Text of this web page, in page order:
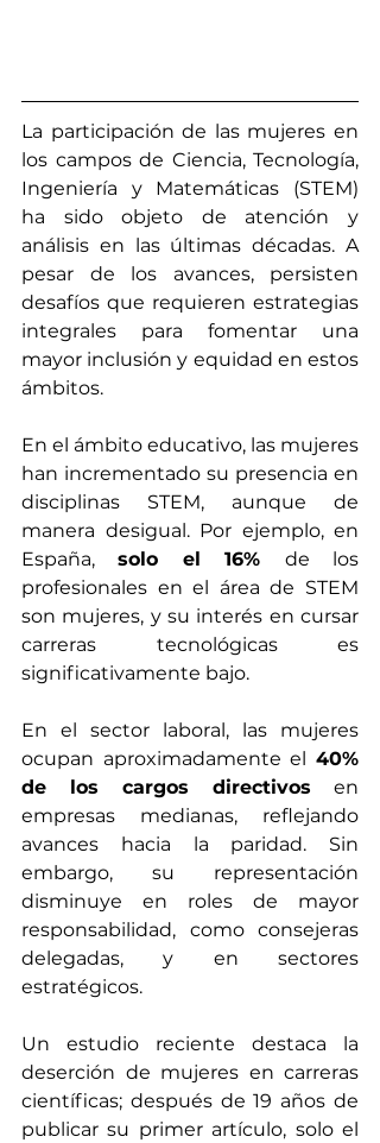
​La participación de las mujeres en
los campos de Ciencia, Tecnología,
Ingeniería y Matemáticas (STEM)
ha sido objeto de atención y
análisis en las últimas décadas. A
pesar de los avances, persisten
desafíos que requieren estrategias
integrales para fomentar una
mayor inclusión y equidad en estos
ámbitos.​
En el ámbito educativo, las mujeres
han incrementado su presencia en
disciplinas STEM, aunque de
manera desigual. Por ejemplo, en
España, solo el 16% de los
profesionales en el área de STEM
son mujeres, y su interés en cursar
carreras tecnológicas es
significativamente bajo.
En el sector laboral, las mujeres
ocupan aproximadamente el 40%
de los cargos directivos en
empresas medianas, reflejando
avances hacia la paridad. Sin
embargo, su representación
disminuye en roles de mayor
responsabilidad, como consejeras
delegadas, y en sectores
estratégicos.​
Un estudio reciente destaca la
deserción de mujeres en carreras
científicas; después de 19 años de
publicar su primer artículo, solo el